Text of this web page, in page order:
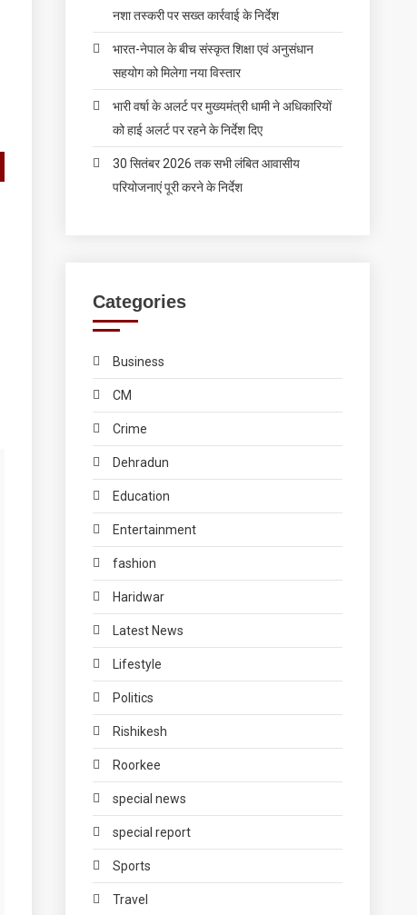
नशा तस्करी पर सख्त कार्रवाई के निर्देश
भारत-नेपाल के बीच संस्कृत शिक्षा एवं अनुसंधान
सहयोग को मिलेगा नया विस्तार
भारी वर्षा के अलर्ट पर मुख्यमंत्री धामी ने अधिकारियों
को हाई अलर्ट पर रहने के निर्देश दिए
30 सितंबर 2026 तक सभी लंबित आवासीय
परियोजनाएं पूरी करने के निर्देश
Categories
Business
CM
Crime
Dehradun
Education
Entertainment
fashion
Haridwar
Latest News
Lifestyle
Politics
Rishikesh
Roorkee
special news
special report
Sports
Travel